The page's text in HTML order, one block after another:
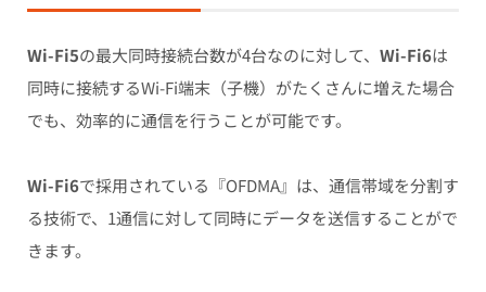
Wi-Fi5の最大同時接続台数が4台なのに対して、 Wi-Fi6は
同時に接続するWi-Fi端末（子機）がたくさんに増えた場合
でも、効率的に通信を行うことが可能です。
Wi-Fi6で採用されている『OFDMA』は、通信帯域を分割す
る技術で、
1通信に対して同時にデータを送信することがで
きます。